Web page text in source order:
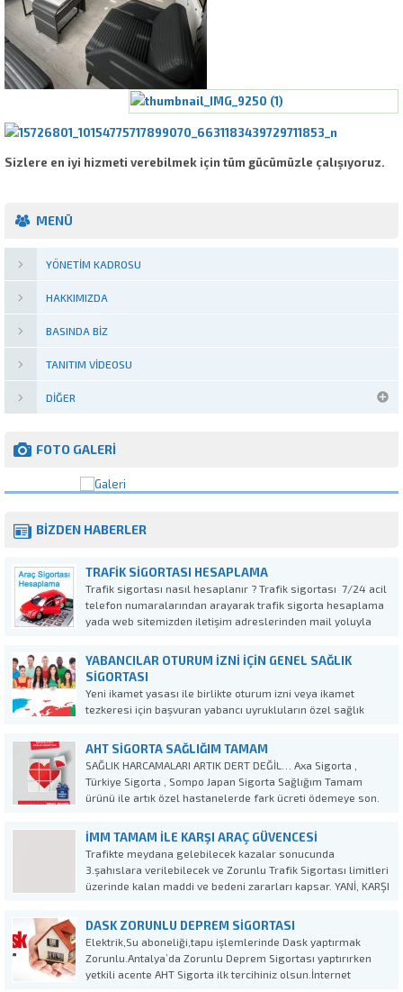
Sizlere en iyi hizmeti verebilmek için tüm gücümüzle çalışıyoruz.
MENÜ
YÖNETIM KADROSU
HAKKIMIZDA
BASINDA BIZ
TANITIM VIDEOSU
DIĞER
FOTO GALERİ
BİZDEN HABERLER
TRAFIK SIGORTASI HESAPLAMA
Trafik sigortası nasıl hesaplanır ? Trafik sigortası 7/24 acil
telefon numaralarından arayarak trafik sigorta hesaplama
yada web sitemizden iletişim adreslerinden mail yoluyla
: 0 242 244 90 41 – whatsaap : 0507 705...
YABANCILAR OTURUM İZNI İÇIN GENEL SAĞLIK
SIGORTASI
Yeni ikamet yasası ile birlikte oturum izni veya ikamet
tezkeresi için başvuran yabancı uyrukluların özel sağlık
oturum izni genel sağlık sigortası, 11 Nisan 2014 yılında
yürürlüğe giren yasa ile birlikte ikamet tezkeresine veya...
AHT SIGORTA SAĞLIĞIM TAMAM
SAĞLIK HARCAMALARI ARTIK DERT DEĞİL… Axa Sigorta ,
Türkiye Sigorta , Sompo Japan Sigorta Sağlığım Tamam
ürünü ile artık özel hastanelerde fark ücreti ödemeye son.
herşeyden önemli olan sağlığımız için özel hastanelere
İMM TAMAM İLE KARŞI ARAÇ GÜVENCESİ
Trafikte meydana gelebilecek kazalar sonucunda
3.şahıslara verilebilecek ve Zorunlu Trafik Sigortası limitleri
üzerinde kalan maddi ve bedeni zararları kapsar. YANİ, KARŞI
YETMEZSE DEVREYE İMM TAMAMLAR.. TEK YAPMANIZ
DASK ZORUNLU DEPREM SIGORTASI
Elektrik,Su aboneliği,tapu işlemlerinde Dask yaptırmak
Zorunlu.Antalya’da Zorunlu Deprem Sigortası yaptırırken
yetkili acente AHT Sigorta ilk tercihiniz olsun.İnternet